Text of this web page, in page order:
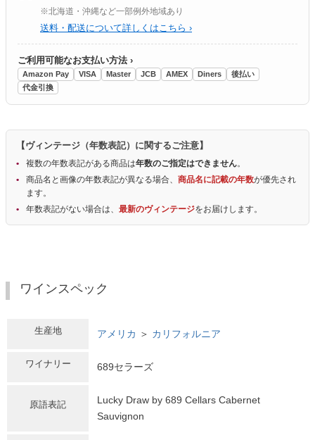
※北海道・沖縄など一部例外地域あり
送料・配送について詳しくはこちら ›
ご利用可能なお支払い方法 ›
Amazon Pay VISA Master JCB AMEX Diners
後払い
代金引換
【ヴィンテージ（年数表記）に関するご注意】
複数の年数表記がある商品は年数のご指定はできません。
商品名と画像の年数表記が異なる場合、 商品名に記載の年数が優先され
ます。
年数表記がない場合は、 最新のヴィンテージをお届けします。
ワインスペック
生産地 アメリカ ＞ カリフォルニア
ワイナリー 689セラーズ
原語表記
Lucky Draw by 689 Cellars Cabernet
Sauvignon